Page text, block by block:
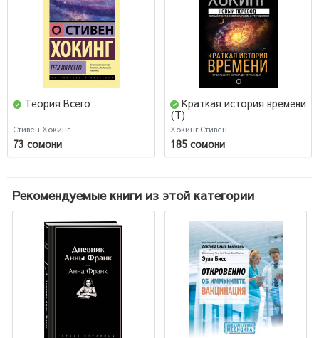
Теория Всего
Стивен Хокинг
73 сомони
Краткая история времени
(Т)
Хокинг Стивен
185 сомони
Рекомендуемые книги из этой категории